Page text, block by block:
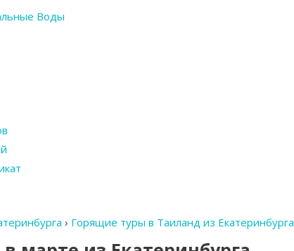
Воды
› Горящие туры в Таиланд из Екатеринбурга